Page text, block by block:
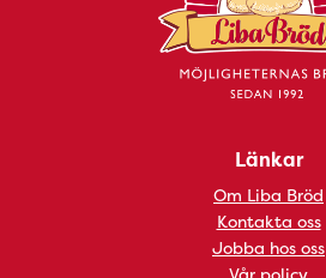
Länkar
Om Liba Bröd
Kontakta oss
Jobba hos oss